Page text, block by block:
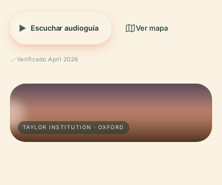
Escuchar audioguía Ver mapa
Verificado April 2026
TAYLOR INSTITUTION · OXFORD